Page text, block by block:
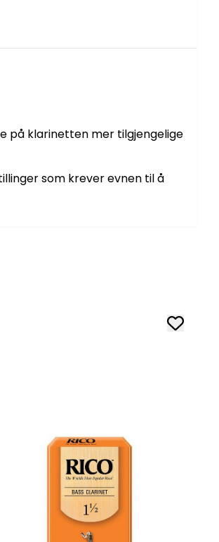
på klarinetten mer tilgjengelige
som krever evnen til å